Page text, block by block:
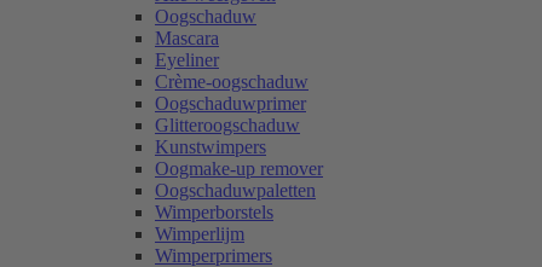
Oogschaduw
Mascara
Eyeliner
Crème-oogschaduw
Oogschaduwprimer
Glitteroogschaduw
Kunstwimpers
Oogmake-up remover
Oogschaduwpaletten
Wimperborstels
Wimperlijm
Wimperprimers